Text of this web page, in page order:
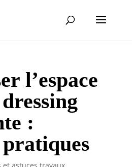
l’espace
:
pratiques